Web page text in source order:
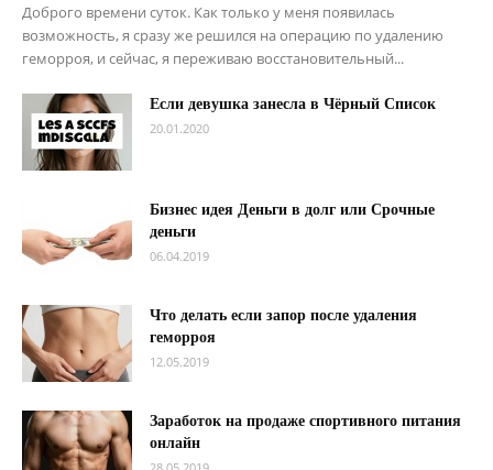
Доброго времени суток. Как только у меня появилась
возможность, я сразу же решился на операцию по удалению
геморроя, и сейчас, я переживаю восстановительный...
Если девушка занесла в Чёрный Список
20.01.2020
Бизнес идея Деньги в долг или Срочные
деньги
06.04.2019
Что делать если запор после удаления
геморроя
12.05.2019
Заработок на продаже спортивного питания
онлайн